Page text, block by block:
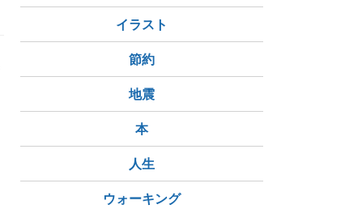
イラスト
節約
地震
本
人生
ウォーキング